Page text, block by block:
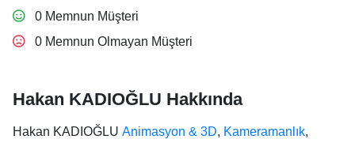
0 Memnun Müşteri
0 Memnun Olmayan Müşteri
Hakan KADIOĞLU Hakkında
Hakan KADIOĞLU Animasyon & 3D, Kameramanlık,